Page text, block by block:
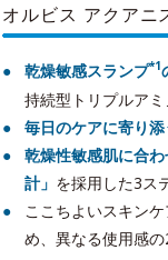
オルビス アクアニ
乾燥敏感スランプ*1
持続型トリプルア
毎日のケアに寄り
乾燥性敏感肌に合
計」 を採用した3ス
ここちよいスキン
め、異なる使用感